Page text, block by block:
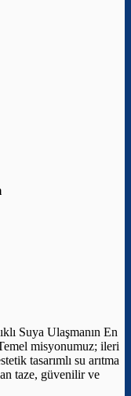
Suya Ulaşmanın En
misyonumuz; ileri
tasarımlı su arıtma
taze, güvenilir ve